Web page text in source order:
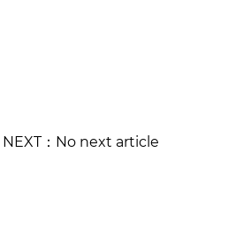
NEXT：No next article